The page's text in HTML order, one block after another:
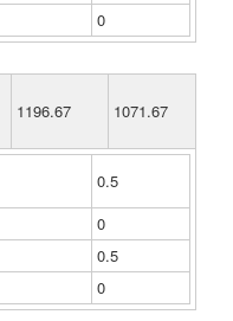
0
1196.67 1071.67
0.5
0
0.5
0